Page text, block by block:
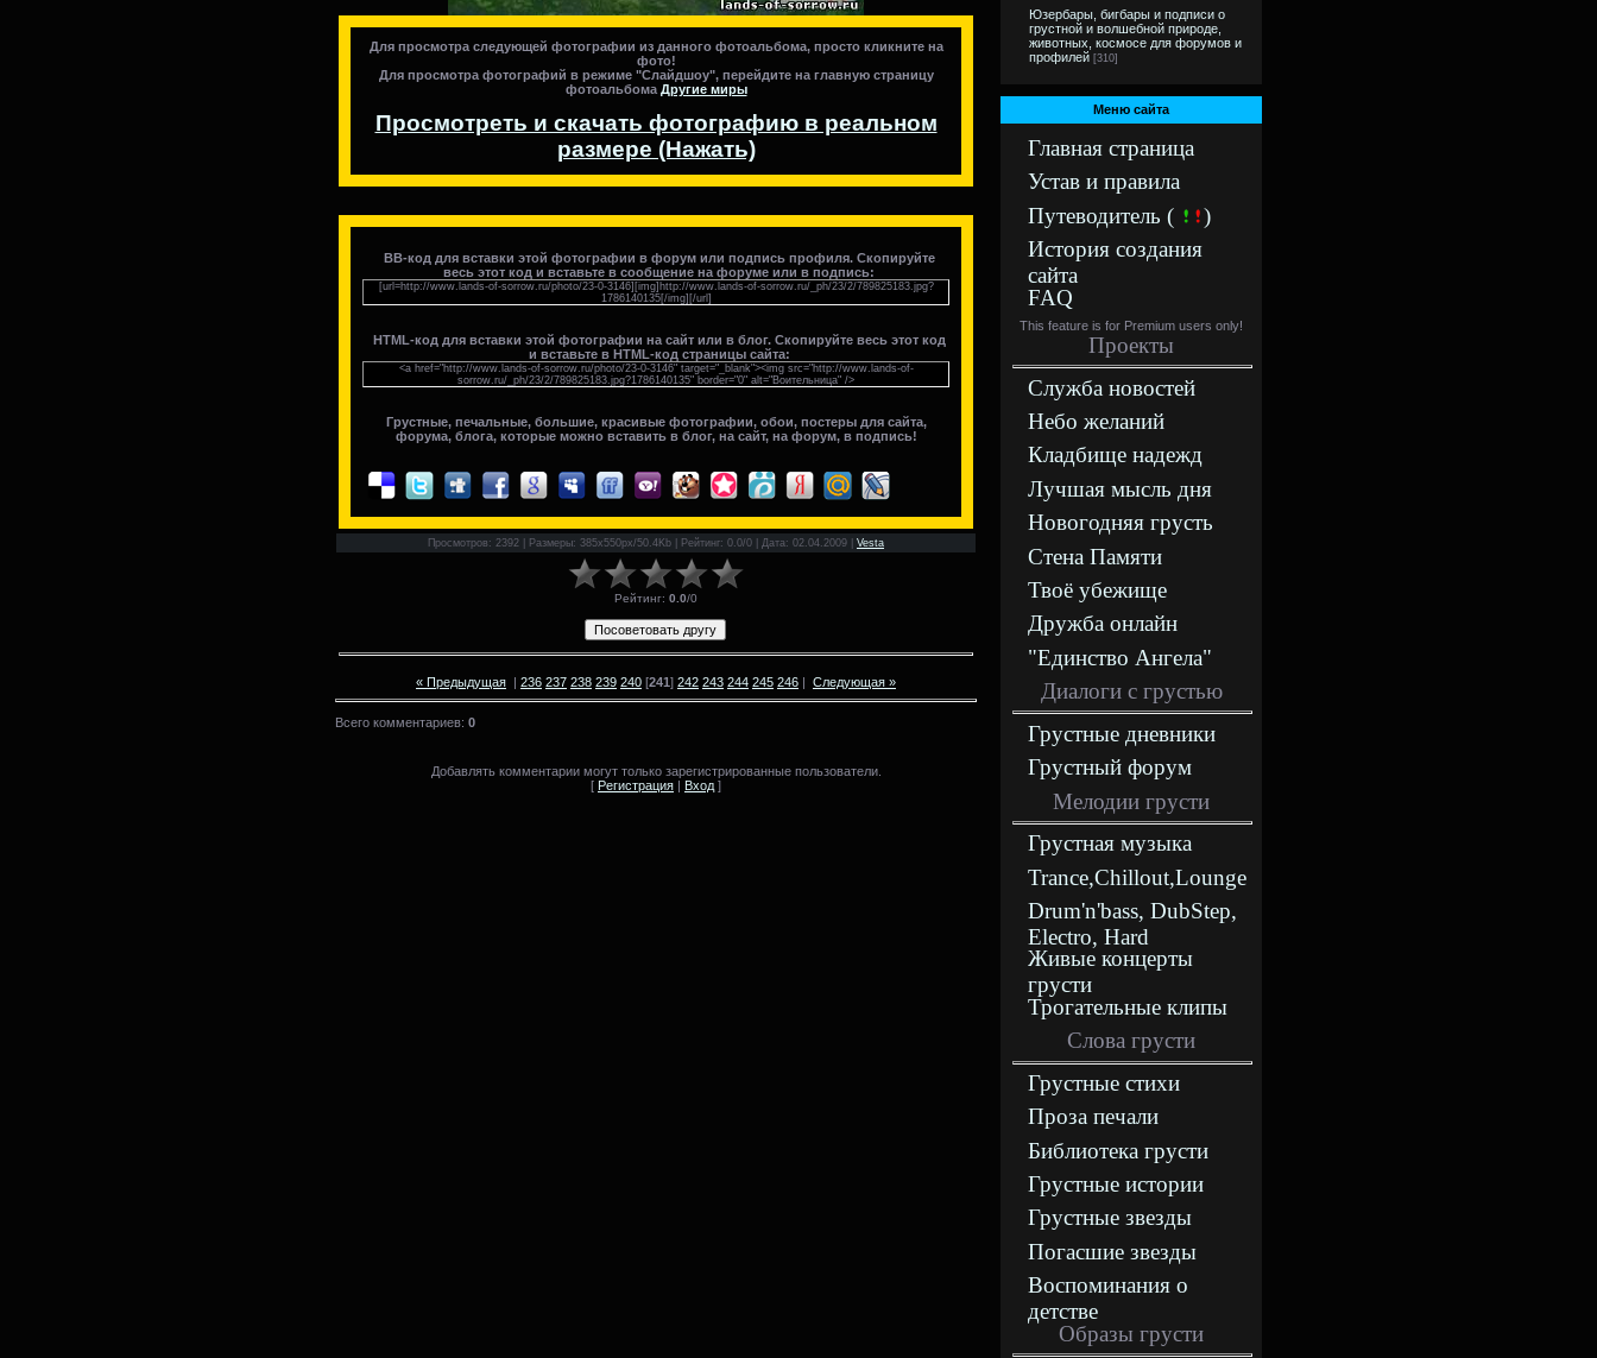
Для просмотра следующей фотографии из данного фотоальбома, просто кликните на
фото!
Для просмотра фотографий в режиме "Слайдшоу", перейдите на главную страницу
фотоальбома Другие миры
Просмотреть и скачать фотографию в реальном
размере (Нажать)
BB-код для вставки этой фотографии в форум или подпись профиля. Скопируйте
весь этот код и вставьте в сообщение на форуме или в подпись:
[url=http://www.lands-of-sorrow.ru/photo/23-0-3146][img]http://www.lands-of-sorrow.ru/_ph/23/2/789825183.jpg?
1786140135[/img][/url]
HTML-код для вставки этой фотографии на сайт или в блог. Скопируйте весь этот код
и вставьте в HTML-код страницы сайта:
<a href="http://www.lands-of-sorrow.ru/photo/23-0-3146" target="_blank"><img src="http://www.lands-of-
sorrow.ru/_ph/23/2/789825183.jpg?1786140135" border="0" alt="Воительница" />
Грустные, печальные, большие, красивые фотографии, обои, постеры для сайта,
форума, блога, которые можно вставить в блог, на сайт, на форум, в подпись!
Просмотров: 2392 | Размеры: 385x550px/50.4Kb | Рейтинг: 0.0/0 | Дата: 02.04.2009 | Vesta
Рейтинг: 0.0/0
« Предыдущая | 236 237 238 239 240 [241] 242 243 244 245 246 | Следующая »
Всего комментариев: 0
Добавлять комментарии могут только зарегистрированные пользователи.
[ Регистрация Вход ]
Юзербары, бигбары и подписи о
грустной и волшебной природе,
животных, космосе для форумов и
профилей [310]
Меню сайта
Главная страница
Устав и правила
Путеводитель (
)
История создания
сайта
FAQ
This feature is for Premium users only!
Проекты
Служба новостей
Небо желаний
Кладбище надежд
Лучшая мысль дня
Новогодняя грусть
Стена Памяти
Твоё убежище
Дружба онлайн
"Единство Ангела"
Диалоги с грустью
Грустные дневники
Грустный форум
Мелодии грусти
Грустная музыка
Trance,Chillout,Lounge
Drum'n'bass, DubStep,
Electro, Hard
Живые концерты
грусти
Трогательные клипы
Слова грусти
Грустные стихи
Проза печали
Библиотека грусти
Грустные истории
Грустные звезды
Погасшие звезды
Воспоминания о
детстве
Образы грусти